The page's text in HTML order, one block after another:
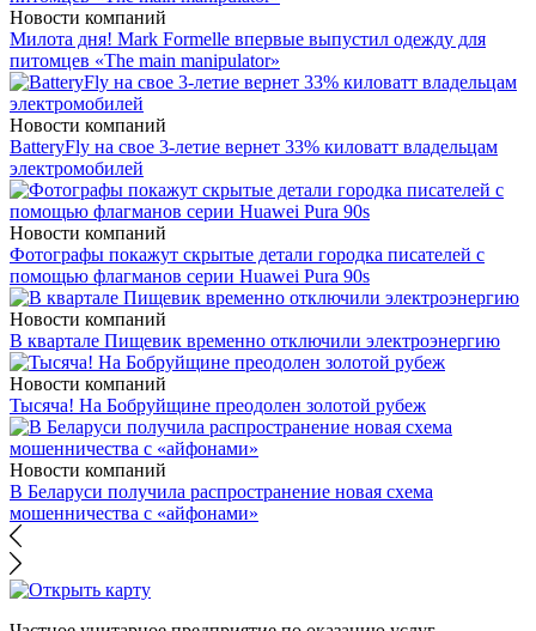
Новости компаний
Милота дня! Mark Formelle впервые выпустил одежду для
питомцев «The main manipulator»
Новости компаний
BatteryFly на свое 3-летие вернет 33% киловатт владельцам
электромобилей
Новости компаний
Фотографы покажут скрытые детали городка писателей с
помощью флагманов серии Huawei Pura 90s
Новости компаний
В квартале Пищевик временно отключили электроэнергию
Новости компаний
Тысяча! На Бобруйщине преодолен золотой рубеж
Новости компаний
В Беларуси получила распространение новая схема
мошенничества с «айфонами»